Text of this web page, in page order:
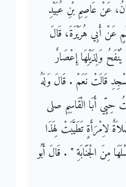
عَنْ عَاصِمِ بْنِ عُبَيْدِ
عَنْ أَبِي هُرَيْرَةَ، قَالَ
وَلِذَيْلِهَا إِعْصَارٌ
قَالَتْ نَعَمْ ‏.‏ قَالَ وَلَهُ
حِبِّي أَبَا الْقَاسِمِ صلى
لاِمْرَأَةٍ تَطَيَّبَتْ لِهَذَا
مِنَ الْجَنَابَةِ ‏"‏ ‏.‏ قَالَ أَبُو